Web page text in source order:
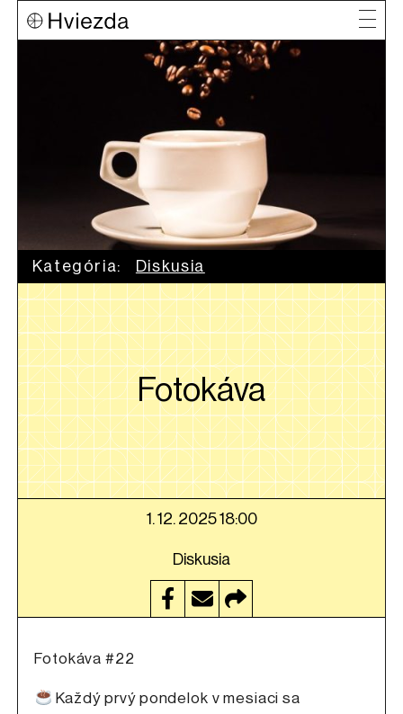
Kategória: Diskusia
Fotokáva
1. 12. 2025 18:00
Diskusia
Fotokáva #22
Každý prvý pondelok v mesiaci sa